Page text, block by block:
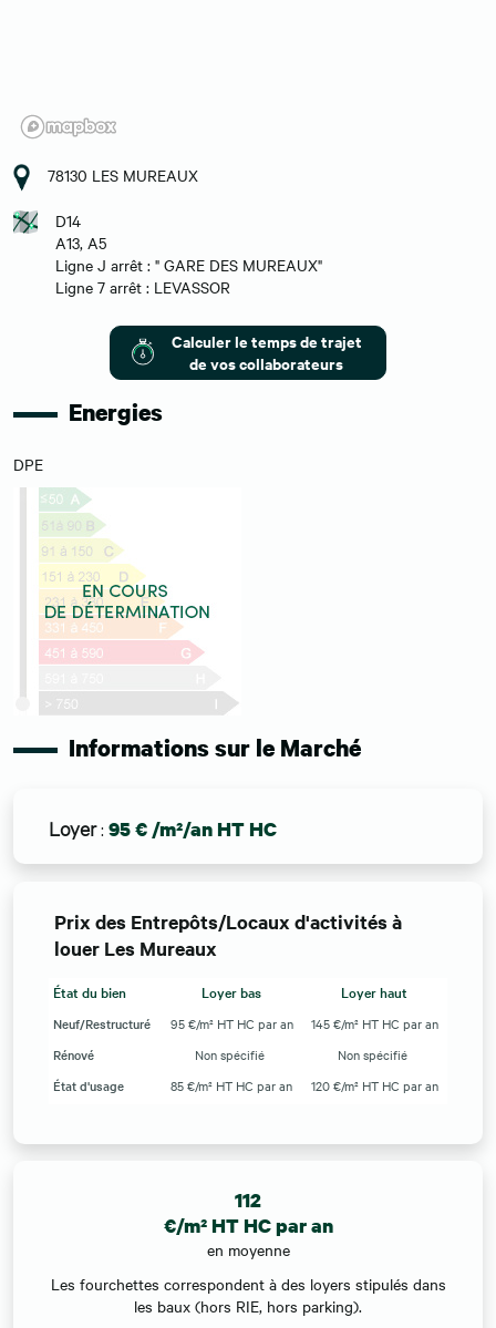
78130 LES MUREAUX
D14
A13, A5
Ligne J arrêt : " GARE DES MUREAUX"
Ligne 7 arrêt : LEVASSOR
Calculer le temps de trajet
de vos collaborateurs
Energies
DPE
Informations sur le Marché
Loyer: 95 € /m²/an HT HC
Prix des Entrepôts/Locaux d'activités à
louer Les Mureaux
État du bien Loyer bas Loyer haut
Neuf/Restructuré 95 €/m² HT HC par an
145 €/m² HT HC par an
Rénové
Non spécifié
Non spécifié
État d'usage
85 €/m² HT HC par an 120 €/m² HT HC par an
112
€/m² HT HC par an
en moyenne
Les fourchettes correspondent à des loyers stipulés dans
les baux (hors RIE, hors parking).